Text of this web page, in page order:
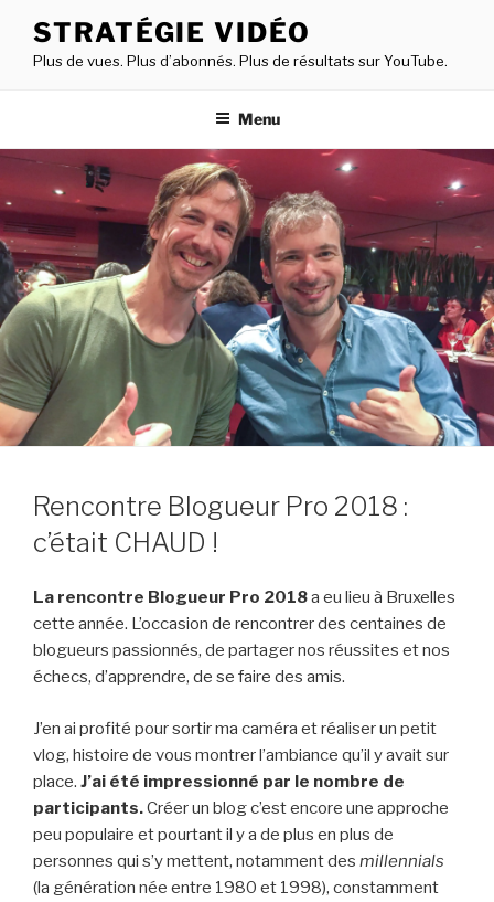
contenu
STRATÉGIE VIDÉO
Plus de vues. Plus d’abonnés. Plus de résultats sur YouTube.
Menu
Rencontre Blogueur Pro 2018 :
c’était CHAUD !
La rencontre Blogueur Pro 2018a eu lieu à Bruxelles
cette année. L’occasion de rencontrer des centaines de
blogueurs passionnés, de partager nos réussites et nos
échecs, d’apprendre, de se faire des amis.
J’en ai profité pour sortir ma caméra et réaliser un petit
vlog, histoire de vous montrer l’ambiance qu’il y avait sur
place. J’ai été impressionné par le nombre de
participants.Créer un blog c’est encore une approche
peu populaire et pourtant il y a de plus en plus de
personnes qui s’y mettent, notamment des millennials
(la génération née entre 1980 et 1998), constamment